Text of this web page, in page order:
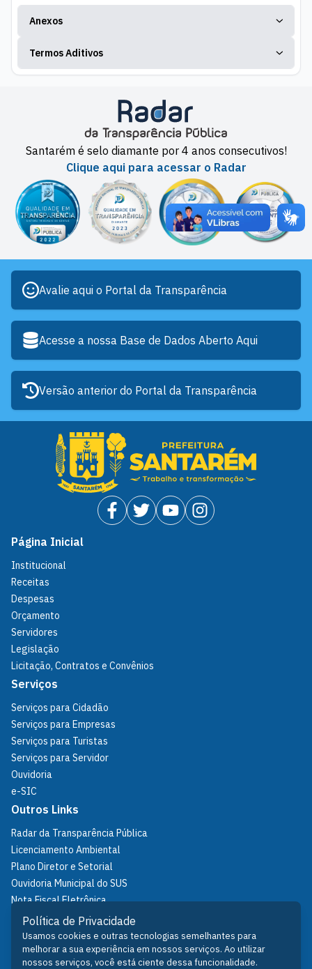
Anexos
Termos Aditivos
Santarém é selo diamante por 4 anos consecutivos!
Clique aqui para acessar o Radar
Avalie aqui o Portal da Transparência
Acesse a nossa Base de Dados Aberto Aqui
Versão anterior do Portal da Transparência
Página Inicial
Institucional
Receitas
Despesas
Orçamento
Servidores
Legislação
Licitação, Contratos e Convênios
Serviços
Serviços para Cidadão
Serviços para Empresas
Serviços para Turistas
Serviços para Servidor
Ouvidoria
e-SIC
Outros Links
Radar da Transparência Pública
Licenciamento Ambiental
Plano Diretor e Setorial
Ouvidoria Municipal do SUS
Nota Fiscal Eletrônica
IPTU
Política de Privacidade
Fale Conosco
Política de Privacidade
Usamos cookies e outras tecnologias semelhantes para
melhorar a sua experiência em nossos serviços. Ao utilizar
nossos serviços, você está ciente dessa funcionalidade.